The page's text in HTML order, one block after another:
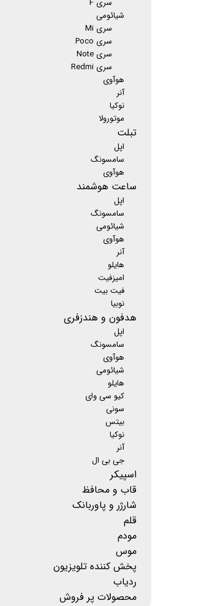
سری F
شیائومی
سری Mi
سری Poco
سری Note
سری Redmi
هوآوی
آنر
نوکیا
موتورولا
تبلت
اپل
سامسونگ
هوآوی
ساعت هوشمند
اپل
سامسونگ
شیائومی
هوآوی
آنر
هایلو
امیزفیت
فیت بیت
نوبیا
هدفون و هندزفری
اپل
سامسونگ
هوآوی
شیائومی
هایلو
کیو سی وای
سونی
بیتس
نوکیا
آنر
جی بی ال
اسپیکر
قاب و محافظ
شارژر و پاوربانک
قلم
مودم
موس
پخش کننده تلویزیون
ردیاب
محصولات پر فروش